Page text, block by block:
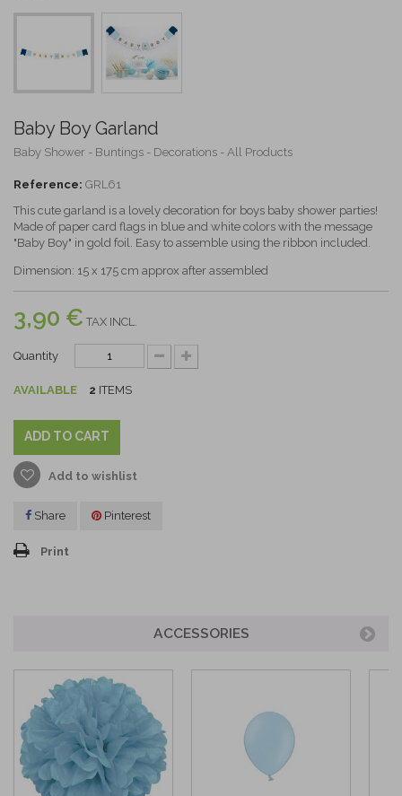
Baby Boy Garland
Baby Shower - Buntings - Decorations - All Products
Reference: GRL61
This cute garland is a lovely decoration for boys baby shower parties!
Made of paper card flags in blue and white colors with the message
"Baby Boy" in gold foil. Easy to assemble using the ribbon included.
Dimension: 15 x 175 cm approx after assembled
3,90 € TAX INCL.
Quantity
AVAILABLE 2 ITEMS
ADD TO CART
Add to wishlist
Share Pinterest
Print
ACCESSORIES